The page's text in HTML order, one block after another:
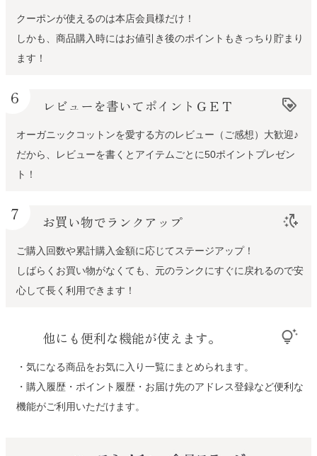
クーポンが使えるのは本店会員様だけ！
しかも、商品購入時にはお値引き後のポイントもきっちり貯まり
ます！
6 レビューを書いてポイントＧＥＴ loyalty
オーガニックコットンを愛する方のレビュー（ご感想）大歓迎♪
だから、レビューを書くとアイテムごとに50ポイントプレゼン
ト！
7 お買い物でランクアップ switch_access_shortcut_add
ご購入回数や累計購入金額に応じてステージアップ！
しばらくお買い物がなくても、元のランクにすぐに戻れるので安
心して長く利用できます！
他にも便利な機能が使えます。 tips_and_updates
・気になる商品をお気に入り一覧にまとめられます。
・購入履歴・ポイント履歴・お届け先のアドレス登録など便利な
機能がご利用いただけます。